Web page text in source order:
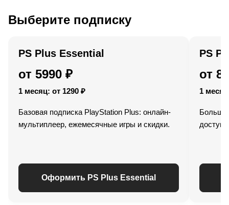
Выберите подписку
PS Plus Essential
от 5990 ₽
1 месяц: от 1290 ₽
Базовая подписка PlayStation Plus: онлайн-
мультиплеер, ежемесячные игры и скидки.
Оформить PS Plus Essential
PS
от
1
Больше
доступ